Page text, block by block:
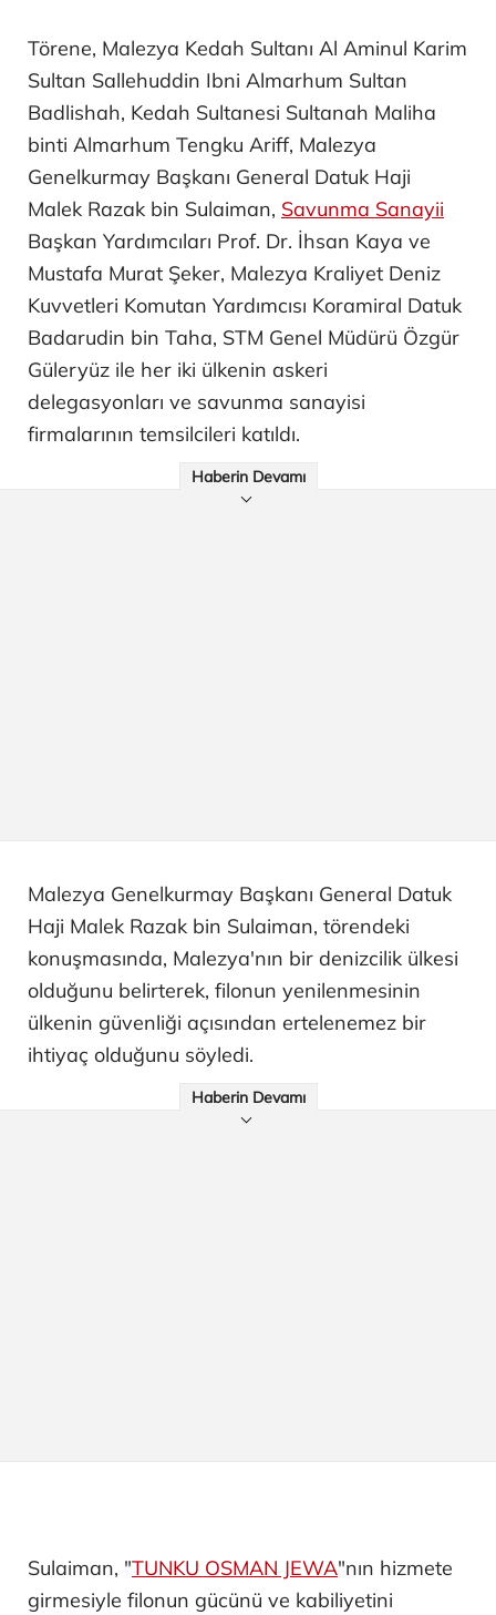
Törene, Malezya Kedah Sultanı Al Aminul Karim
Sultan Sallehuddin Ibni Almarhum Sultan
Badlishah, Kedah Sultanesi Sultanah Maliha
binti Almarhum Tengku Ariff, Malezya
Genelkurmay Başkanı General Datuk Haji
Malek Razak bin Sulaiman, Savunma Sanayii
Başkan Yardımcıları Prof. Dr. İhsan Kaya ve
Mustafa Murat Şeker, Malezya Kraliyet Deniz
Kuvvetleri Komutan Yardımcısı Koramiral Datuk
Badarudin bin Taha, STM Genel Müdürü Özgür
Güleryüz ile her iki ülkenin askeri
delegasyonları ve savunma sanayisi
firmalarının temsilcileri katıldı.
Haberin Devamı
Malezya Genelkurmay Başkanı General Datuk
Haji Malek Razak bin Sulaiman, törendeki
konuşmasında, Malezya'nın bir denizcilik ülkesi
olduğunu belirterek, filonun yenilenmesinin
ülkenin güvenliği açısından ertelenemez bir
ihtiyaç olduğunu söyledi.
Haberin Devamı
Sulaiman, "TUNKU OSMAN JEWA"nın hizmete
girmesiyle filonun gücünü ve kabiliyetini